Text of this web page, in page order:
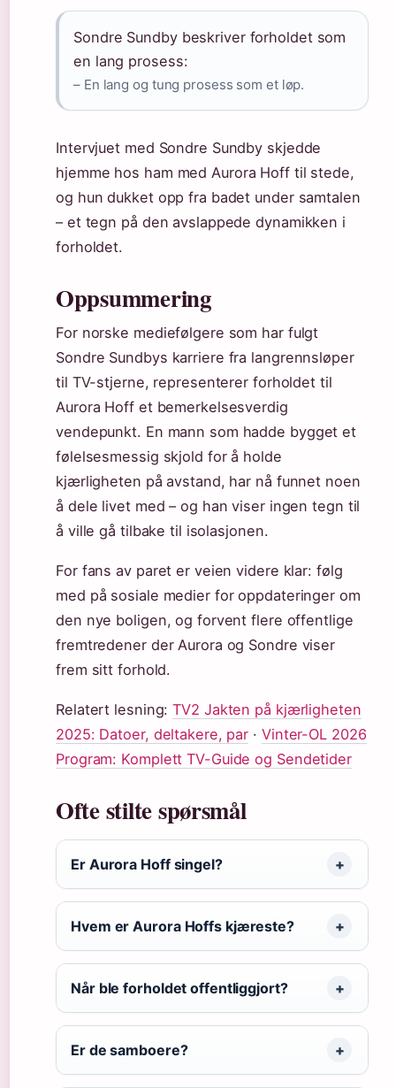
Sondre Sundby beskriver forholdet som
en lang prosess:
– En lang og tung prosess som et løp.
Intervjuet med Sondre Sundby skjedde
hjemme hos ham med Aurora Hoff til stede,
og hun dukket opp fra badet under samtalen
– et tegn på den avslappede dynamikken i
forholdet.
Oppsummering
For norske mediefølgere som har fulgt
Sondre Sundbys karriere fra langrennsløper
til TV-stjerne, representerer forholdet til
Aurora Hoff et bemerkelsesverdig
vendepunkt. En mann som hadde bygget et
følelsesmessig skjold for å holde
kjærligheten på avstand, har nå funnet noen
å dele livet med – og han viser ingen tegn til
å ville gå tilbake til isolasjonen.
For fans av paret er veien videre klar: følg
med på sosiale medier for oppdateringer om
den nye boligen, og forvent flere offentlige
fremtredener der Aurora og Sondre viser
frem sitt forhold.
Relatert lesning:TV2 Jakten på kjærligheten
2025: Datoer, deltakere, par · Vinter-OL 2026
Program: Komplett TV-Guide og Sendetider
Ofte stilte spørsmål
Er Aurora Hoff singel?
Hvem er Aurora Hoffs kjæreste?
Når ble forholdet offentliggjort?
Er de samboere?